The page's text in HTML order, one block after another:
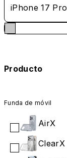
iPhone 17 Pro
Producto
Funda de móvil
AirX
ClearX